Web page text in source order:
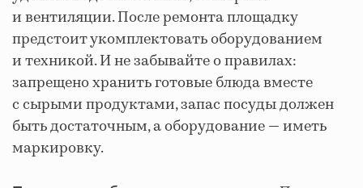
и вентиляции. После ремонта площадку
предстоит укомплектовать оборудованием
и техникой. И не забывайте о правилах:
запрещено хранить готовые блюда вместе
с сырыми продуктами, запас посуды должен
быть достаточным, а оборудование — иметь
маркировку.